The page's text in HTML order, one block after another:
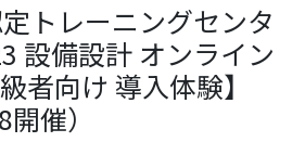
トレーニングセンタ
設備設計 オンライン
者向け 導入体験】
催）